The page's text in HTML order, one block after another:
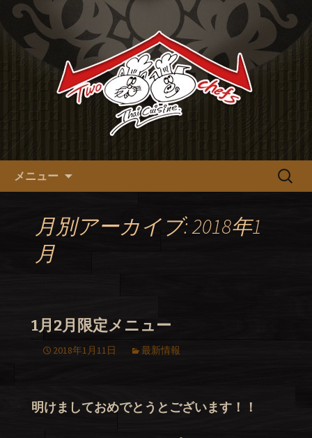
十三の本格タイ料理【tow
chefs】のオフィシャルブログ
十三の本格タイ料理【tow chefs】のオ
フィシャルブログ
メニュー
検
月別アーカイブ: 2018年1
月
1月2月限定メニュー
2018年1月11日 最新情報
明けましておめでとうとございます！！